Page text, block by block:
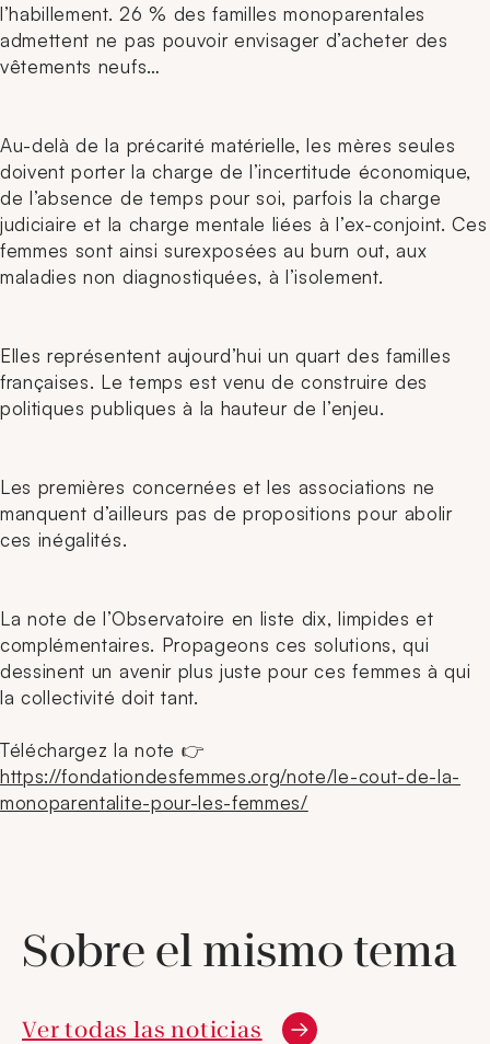
l’habillement. 26 % des familles monoparentales
admettent ne pas pouvoir envisager d’acheter des
vêtements neufs…
Au-delà de la précarité matérielle, les mères seules
doivent porter la charge de l’incertitude économique,
de l’absence de temps pour soi, parfois la charge
judiciaire et la charge mentale liées à l’ex-conjoint. Ces
femmes sont ainsi surexposées auburn out, aux
maladies non diagnostiquées, à l’isolement.
Elles représentent aujourd’hui un quart des familles
françaises. Le temps est venu de construire des
politiques publiques à la hauteur de l’enjeu.
Les premières concernées et les associations ne
manquent d’ailleurs pas de propositions pour abolir
ces inégalités.
La note de l’Observatoire en liste dix, limpides et
complémentaires. Propageons ces solutions, qui
dessinent un avenir plus juste pour ces femmes à qui
la collectivité doit tant.
Téléchargez la note 👉
https://fondationdesfemmes.org/note/le-cout-de-la-
monoparentalite-pour-les-femmes/
Sobre el mismo tema
Ver todas las noticias